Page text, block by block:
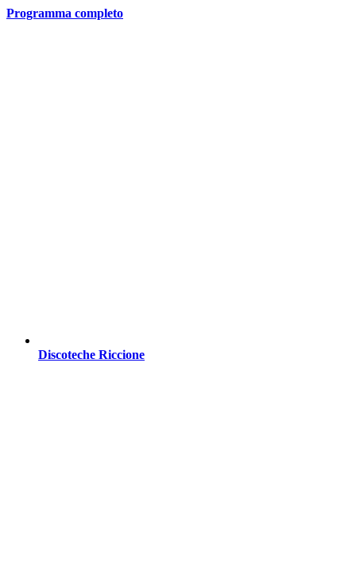
Programma completo
Discoteche Riccione